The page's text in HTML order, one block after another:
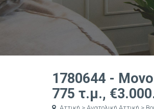
1780644 -
775 τ.μ.,